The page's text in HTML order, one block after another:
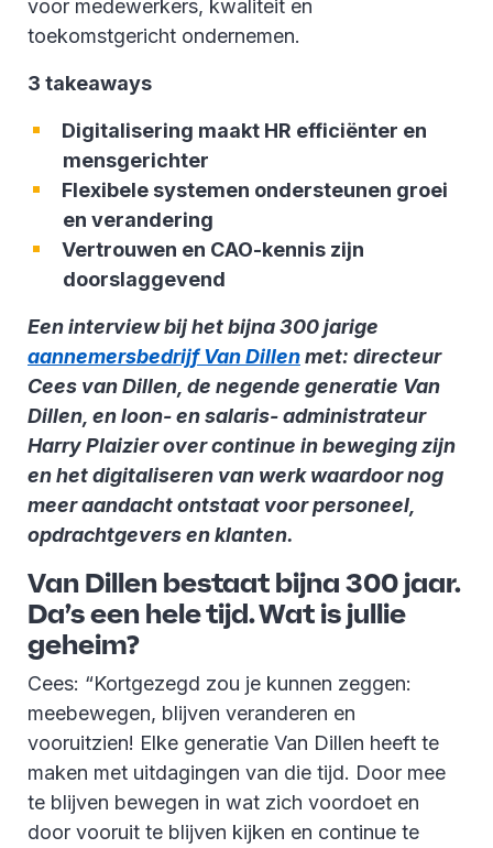
voor medewerkers, kwaliteit en
toekomstgericht ondernemen.
3 takeaways
Digitalisering maakt HR efficiënter en
mensgerichter
Flexibele systemen ondersteunen groei
en verandering
Vertrouwen en CAO-kennis zijn
doorslaggevend
Een interview bij het bijna 300 jarige
aannemersbedrijf Van Dillenmet: directeur
Cees van Dillen, de negende generatie Van
Dillen, en loon- en salaris- administrateur
Harry Plaizier over continue in beweging zijn
en het digitaliseren van werk waardoor nog
meer aandacht ontstaat voor personeel,
opdrachtgevers en klanten.
Van Dillen bestaat bijna 300 jaar.
Da’s een hele tijd. Wat is jullie
geheim?
Cees: “Kortgezegd zou je kunnen zeggen:
meebewegen, blijven veranderen en
vooruitzien! Elke generatie Van Dillen heeft te
maken met uitdagingen van die tijd. Door mee
te blijven bewegen in wat zich voordoet en
door vooruit te blijven kijken en continue te